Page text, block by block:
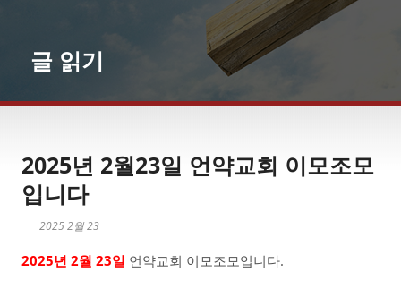
글 읽기
2025년 2월23일 언약교회 이모조모
입니다
2025 2월 23
2025년 2월 23일 언약교회 이모조모입니다.